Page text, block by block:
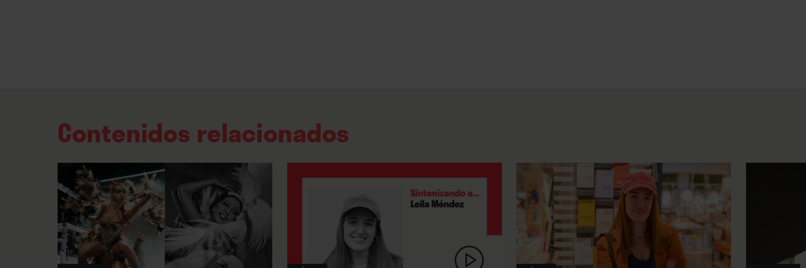
Así, el concierto pudo dividirse en tres bloques bien diferenciados: la
primera pausa tuvo lugar durante “Aguas frías”, en la que la sencillez se
alzó hacia su máximo exponente, dejando prácticamente desprotegidos a
Lange y su guitarra (sus músicos, Andy Stack y Jason Nazary, habían sido
presentados por el líder previamente, de modo que este pequeño
interludio pareciera un ecuador final). El segundo bloque, por su parte, fue
un caldo de cultivo de recuerdos del pasado y experiencias del presente:
“Hay cosas viejas que parecen nuevas, y cosas nuevas que parecen más nuevas
Contenidos relacionados